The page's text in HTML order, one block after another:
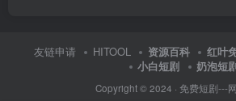
友链申请 HITOOL 资源百科 红叶
小白短剧
奶泡短
Copyright © 2024 · 免费短剧---